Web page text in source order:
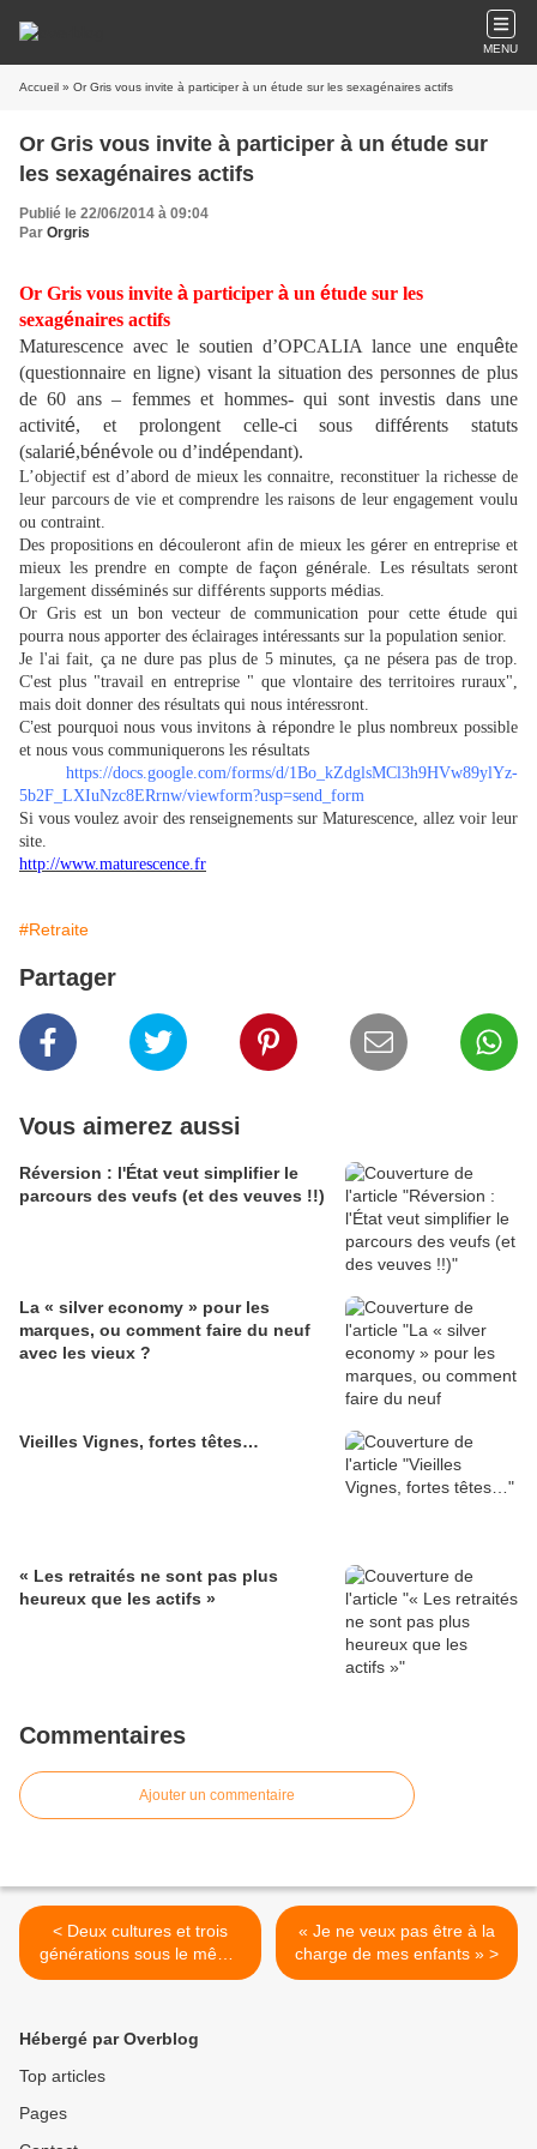
MENU
Accueil » Or Gris vous invite à participer à un étude sur les sexagénaires actifs
Or Gris vous invite à participer à un étude sur
les sexagénaires actifs
Publié le 22/06/2014 à 09:04
Par Orgris
Or Gris vous invite à participer à un étude sur les
sexagénaires actifs
Maturescence avec le soutien d’OPCALIA lance une enquête
(questionnaire en ligne) visant la situation des personnes de plus
de 60 ans – femmes et hommes- qui sont investis dans une
activité, et prolongent celle-ci sous différents statuts
(salarié,bénévole ou d’indépendant).
L’objectif est d’abord de mieux les connaitre, reconstituer la richesse de
leur parcours de vie et comprendre les raisons de leur engagement voulu
ou contraint.
Des propositions en découleront afin de mieux les gérer en entreprise et
mieux les prendre en compte de façon générale. Les résultats seront
largement disséminés sur différents supports médias.
Or Gris est un bon vecteur de communication pour cette étude qui
pourra nous apporter des éclairages intéressants sur la population senior.
Je l'ai fait, ça ne dure pas plus de 5 minutes, ça ne pésera pas de trop.
C'est plus "travail en entreprise " que vlontaire des territoires ruraux",
mais doit donner des résultats qui nous intéressront.
C’est pourquoi nous vous invitons à répondre le plus nombreux possible
et nous vous communiquerons les résultats
https://docs.google.com/forms/d/1Bo_kZdglsMCl3h9HVw89ylYz-
5b2F_LXIuNzc8ERrnw/viewform?usp=send_form
Si vous voulez avoir des renseignements sur Maturescence, allez voir leur
site.
http://www.maturescence.fr
#Retraite
Partager
Vous aimerez aussi
Réversion : l'État veut simplifier le
parcours des veufs (et des veuves !!)
La « silver economy » pour les
marques, ou comment faire du neuf
avec les vieux ?
Vieilles Vignes, fortes têtes…
« Les retraités ne sont pas plus
heureux que les actifs »
Commentaires
Ajouter un commentaire
< Deux cultures et trois
générations sous le même
toit, un exemple de vivre
« Je ne veux pas être à la
charge de mes enfants » >
Hébergé par Overblog
Top articles
Pages